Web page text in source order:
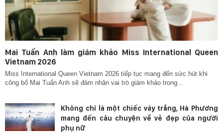
Mai Tuấn Anh làm giám khảo Miss International Queen
Vietnam 2026
Miss International Queen Vietnam 2026 tiếp tục mang đến sức hút khi
công bố Mai Tuấn Anh sẽ đảm nhận vai trò giám khảo trong...
Không chỉ là một chiếc váy trắng, Hà Phương
mang đến câu chuyện về vẻ đẹp của người
phụ nữ